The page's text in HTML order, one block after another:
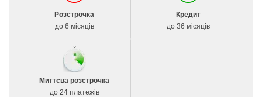
Розстрочка
до 6 місяців
Кредит
до 36 місяців
Миттєва розстрочка
до 24 платежів